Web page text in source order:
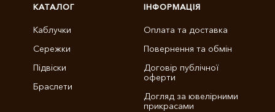
КАТАЛОГ
Каблучки
Сережки
Підвіски
Браслети
ІНФОРМАЦІЯ
Оплата та доставка
Повернення та обмін
Договір публічної
оферти
Догляд за ювелірними
прикрасами